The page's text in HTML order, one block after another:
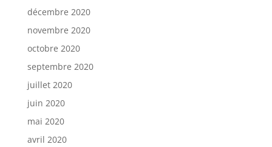
décembre 2020
novembre 2020
octobre 2020
septembre 2020
juillet 2020
juin 2020
mai 2020
avril 2020